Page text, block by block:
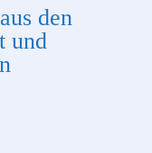
den
und